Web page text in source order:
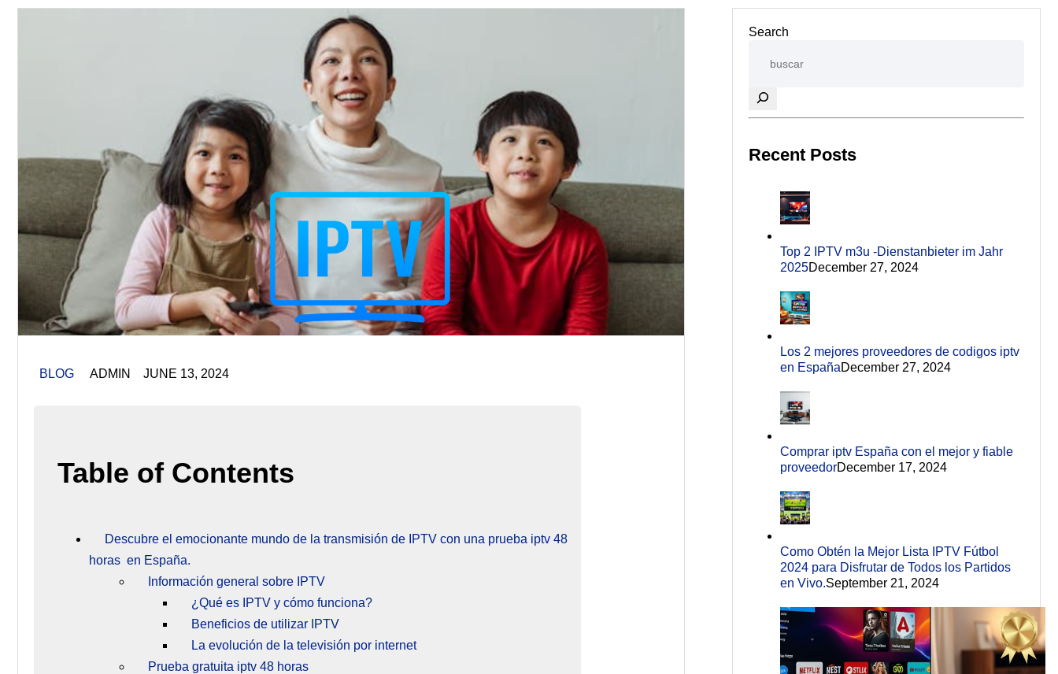
Search
Recent Posts
Top 2 IPTV m3u -Dienstanbieter im Jahr
2025December 27, 2024
Los 2 mejores proveedores de codigos iptv
en EspañaDecember 27, 2024
Comprar iptv España con el mejor y fiable
proveedorDecember 17, 2024
Como Obtén la Mejor Lista IPTV Fútbol
2024 para Disfrutar de Todos los Partidos
en Vivo.September 21, 2024
BLOG ADMIN JUNE 13, 2024
Table of Contents
Descubre el emocionante mundo de la transmisión de IPTV con una prueba iptv 48
horas en España.
Información general sobre IPTV
¿Qué es IPTV y cómo funciona?
Beneficios de utilizar IPTV
La evolución de la televisión por internet
Prueba gratuita iptv 48 horas